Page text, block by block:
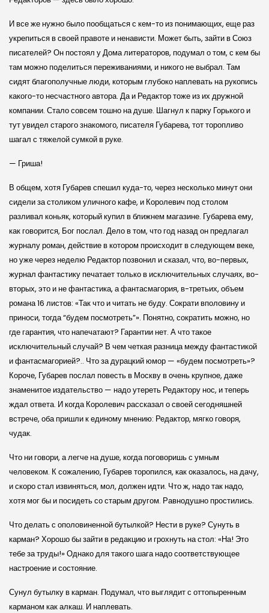
И все же нужно было пообщаться с кем-то из понимающих, еще раз
укрепиться в своей правоте и ненависти. Может быть, зайти в Союз
писателей? Он постоял у Дома литераторов, подумал о том, с кем бы
там можно поделиться переживаниями, и никого не выбрал. Там
сидят благополучные люди, которым глубоко наплевать на рукопись
какого-то несчастного автора. Да и Редактор тоже из их дружной
компании. Стало совсем тошно на душе. Шагнул к парку Горького и
тут увидел старого знакомого, писателя Губарева, тот торопливо
шагал с тяжелой сумкой в руке.
— Гриша!
В общем, хотя Губарев спешил куда-то, через несколько минут они
сидели за столиком уличного кафе, и Королевич под столом
разливал коньяк, который купил в ближнем магазине. Губарева ему,
как говорится, Бог послал. Дело в том, что год назад он предлагал
журналу роман, действие в котором происходит в следующем веке,
но уже через неделю Редактор позвонил и сказал, что, во-первых,
журнал фантастику печатает только в исключительных случаях, во-
вторых, это и не фантастика, а фантасмагория, в-третьих, объем
романа 16 листов: «Так что и читать не буду. Сократи вполовину и
приноси, тогда “будем посмотреть”». Понятно, сократить можно, но
где гарантия, что напечатают? Гарантии нет. А что такое
исключительный случай? В чем четкая разница между фантастикой
и фантасмагорией?.. Что за дурацкий юмор — «будем посмотреть»?
Короче, Губарев послал повесть в Москву в очень крупное, даже
знаменитое издательство — надо утереть Редактору нос, и теперь
ждал ответа. И когда Королевич рассказал о своей сегодняшней
встрече, оба пришли к единому мнению: Редактор, мягко говоря,
чудак.
Что ни говори, а легче на душе, когда поговоришь с умным
человеком. К сожалению, Губарев торопился, как оказалось, на дачу,
и скоро стал извиняться, мол, должен идти. Что ж, надо так надо,
хотя мог бы и посидеть со старым другом. Равнодушно простились.
Что делать с ополовиненной бутылкой? Нести в руке? Сунуть в
карман? Хорошо бы зайти в редакцию и грохнуть на стол: «На! Это
тебе за труды!» Однако для такого шага надо соответствующее
настроение и состояние.
Сунул бутылку в карман. Подумал, что выглядит с оттопыренным
карманом как алкаш. И наплевать.